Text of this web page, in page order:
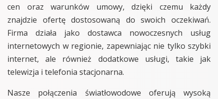
cen oraz warunków umowy, dzięki czemu każdy
znajdzie ofertę dostosowaną do swoich oczekiwań.
Firma działa jako dostawca nowoczesnych usług
internetowych w regionie, zapewniając nie tylko szybki
internet, ale również dodatkowe usługi, takie jak
telewizja i telefonia stacjonarna.
Nasze połączenia światłowodowe oferują wysoką